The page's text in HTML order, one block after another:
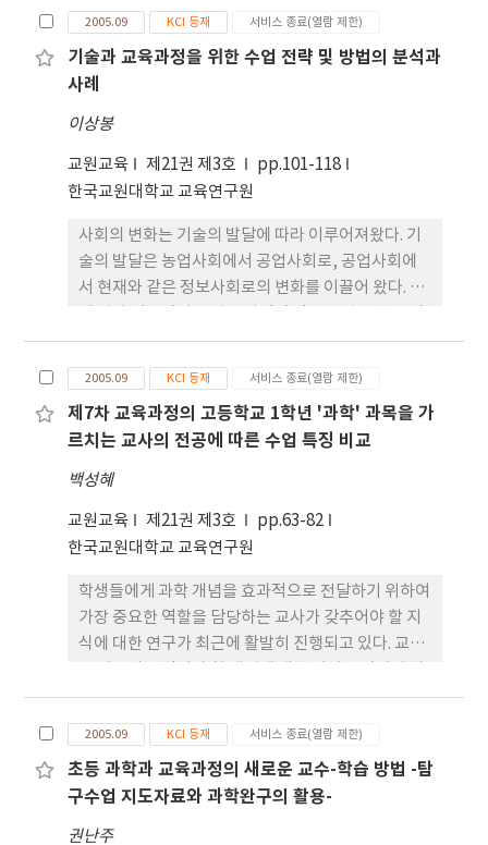
수업이 나아가야 할 방향을 제시하고자 한다. 연구의
목적을 달성하기 위해 서울 지역 3개 대학에서 교직
교육과정 수업을 수강한 학생 96명의 설문응답을 분
석하였으며, 설문 결과에 대한 보다 유의미한 해석을
위하여 10명의 학생을 대상으로 포커스 그룹 인터뷰
교육과정 수업에서 다루는 교육과정에 대한 이론적
기초 영역은 다른 내용이나 영역으로의 전이가가 높
정 수업의 교육과정 개발 영역에서는 실제로 교육과
정을 개발하는 절차와 관련된 보다 구체적이고 실용
적인 내용을 선정하고 조직할 필요가 있다. 셋째, 교직
습의 가치성에는 차이가 나타났으며, 이에 유의하여
수업을 진행하면 학생들에게 보다 실질적인 도움을
제공할 수 있다.
2005.09 KCI 등재 서비스 종료(열람 제한)
기술과 교육과정을 위한 수업 전략 및 방법의 분석과
사례
이상봉
교원교육 제21권 제3호
pp.101-118
한국교원대학교 교육연구원
사회의 변화는 기술의 발달에 따라 이루어져왔다. 기
술의 발달은 농업사회에서 공업사회로, 공업사회에
서 현재와 같은 정보사회로의 변화를 이끌어 왔다. 이
는 것이 사실이고, 이와 함께 빠르게 변화하는 기술이
개인과 사회에 미치는 영향이 점점 커지고 있다. 교육
의 목적이 “인간이 살아가는 환경에 성공적으로 적
응할 수 있는 지식과 능력, 사고력, 태도, 판단력(sic)
을 길러 주는 것”이라고 볼 때(이재원, 이정근, 이영
휘, 1984, p. 23), 현재 우리가 실시하고 있는 교육의
가야할 21세기 정보사회에 필요한 지식과 태도와 능
력을 갖추도록 하는 데 두어야 할 것이다. 이러한 맥락
의성, 의사결정능력 등을 기르는 것이라 할 수 있고,
이러한 정보사회에 요구되는 기술교육의 다양한 목적
은 접근에 따라 크게 사회/문화적 영향 접근과 문제해
인과 사회에 미치는 영향을 이해하고 관리할 수 있는
것을 기술교육의 목적으로 하고, 문제해결 접근은 정
보사회에서 창의적인 문제해결 능력을 함향하는 것을
기술교육의 목적으로 한다. 기술교육의 수업전략 및
방법은 기술교육의 목적 및 목표, 내용 등에 따라 결정
2005.09 KCI 등재 서비스 종료(열람 제한)
제7차 교육과정의 고등학교 1학년 '과학' 과목을 가
르치는 교사의 전공에 따른 수업 특징 비교
백성혜
교원교육 제21권 제3호
pp.63-82
한국교원대학교 교육연구원
학생들에게 과학 개념을 효과적으로 전달하기 위하여
가장 중요한 역할을 담당하는 교사가 갖추어야 할 지
식에 대한 연구가 최근에 활발히 진행되고 있다. 교사
며, 학생들에게 이를 전달할 때 필요한 교수법과 적절
한 교과 도구, 학생들의 이해 수준 등 다양한 영역에
대한 지식이 필요할 뿐 아니라 이러한 지식들을 조화
롭게 구성하는 능력도 필요하다. 교사가 갖추어야 할
지식의 본성과 특징에 대한 연구는 Shulman(1986)
에 의해 새롭게 제기되었다. 그는 교사가 갖출 지식에
2005.09 KCI 등재 서비스 종료(열람 제한)
초등 과학과 교육과정의 새로운 교수-학습 방법 -탐
구수업 지도자료와 과학완구의 활용-
권난주